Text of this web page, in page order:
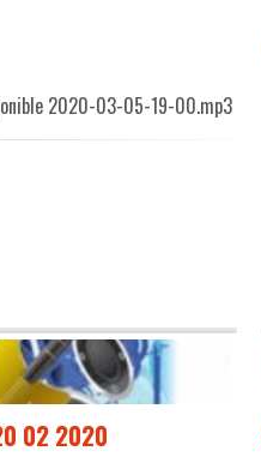
2020-03-05-19-00.mp3
02 2020